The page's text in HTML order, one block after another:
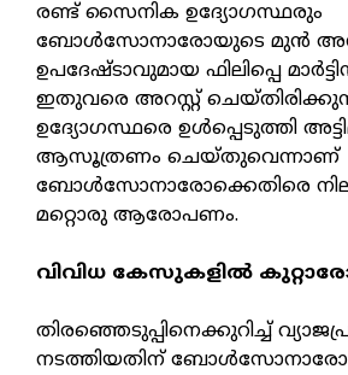
രണ്ട് സൈനിക ഉദ്യോഗസ്ഥരും
ബോള്‍സോനാരോയുടെ മുന്‍
ഉപദേഷ്ടാവുമായ ഫിലിപ്പെ
ഇതുവരെ അറസ്റ്റ്
ഉദ്യോഗസ്ഥരെ ഉള്‍പ്പെടുത്തി
ആസൂത്രണം ചെയ്തുവെന്നാണ്
ബോള്‍സോനാരോക്കെതിരെ
മറ്റൊരു ആരോപണം.
വിവിധ കേസുകളില്‍
തിരഞ്ഞെടുപ്പിനെക്കുറിച്ച്
നടത്തിയതിന്